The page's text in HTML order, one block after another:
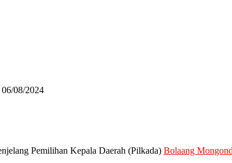
06/08/2024
Pemilihan Kepala Daerah (Pilkada) Bolaang